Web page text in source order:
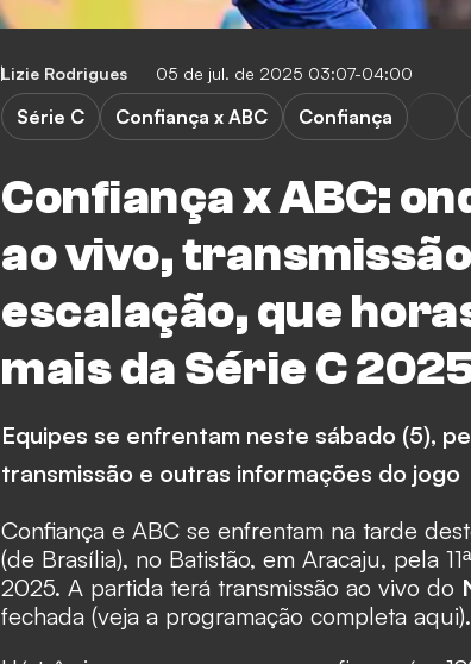
Lizie Rodrigues 05 de jul. de 2025 03:07-04:00
Confiança x ABC:
ao vivo,
escalação, que
mais da Série C
Série C Confiança x ABC Confiança
Equipes se enfrentam neste sábado (5),
transmissão e outras informações do jogo
Confiança e ABC se enfrentam na tarde
(de Brasília), no Batistão, em Aracaju, pela
2025. A partida terá transmissão ao vivo do
fechada (veja a programação completa aqui).